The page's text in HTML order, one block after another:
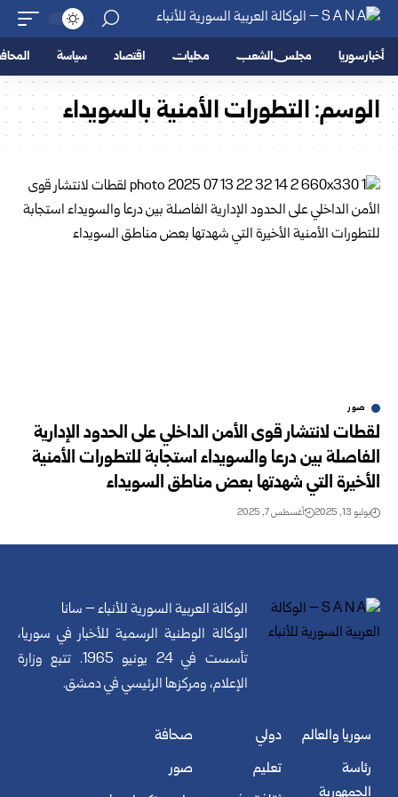
أخبار سوريا مجلس الشعب محليات اقتصاد سياسة
الوسم:التطورات الأمنية بالسويداء
صور
لقطات لانتشار قوى الأمن الداخلي على الحدود الإدارية
الفاصلة بين درعا والسويداء استجابة للتطورات الأمنية
الأخيرة التي شهدتها بعض مناطق السويداء
يوليو 13, 2025 أغسطس 7, 2025
الوكالة العربية السورية للأنباء – سانا
الوكالة الوطنية الرسمية للأخبار في سوريا،
تأسست في 24 يونيو 1965. تتبع وزارة
الإعلام، ومركزها الرئيسي في دمشق.
سوريا والعالم
رئاسة
الجمهورية
دولي
تعليم
صحافة
صور